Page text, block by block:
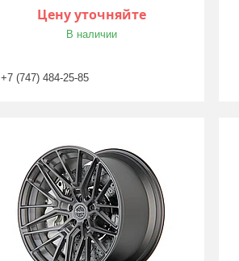
Цену уточняйте
В наличии
+7 (747) 484-25-85